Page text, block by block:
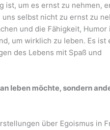
ist, um es ernst zu nehmen,
selbst nicht zu ernst zu
und die Fähigkeit, Humor
um wirklich zu leben. Es ist
des Lebens mit Spaß und
leben möchte, sondern
über Egoismus in